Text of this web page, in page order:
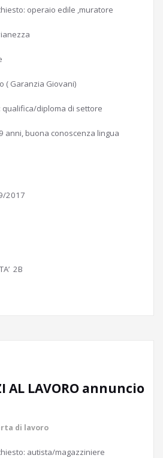
operaio edile ,muratore
( Garanzia Giovani)
qualifica/diploma di settore
anni, buona conoscenza lingua
2017
2B
AL LAVORO annuncio
di lavoro
autista/magazziniere